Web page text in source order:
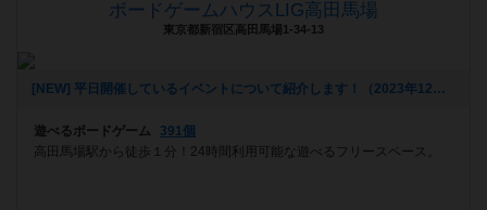
ボードゲームハウスLIG高田馬場
東京都新宿区高田馬場1-34-13
[NEW] 平日開催しているイベントについて紹介します！（2023年12月07日 17時20分）
遊べるボードゲーム
391個
高田馬場駅から徒歩１分！24時間利用可能な遊べるフリースペース。